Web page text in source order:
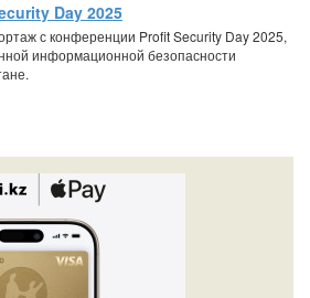
Day 2025
с конференции Profit Security Day 2025,
информационной безопасности